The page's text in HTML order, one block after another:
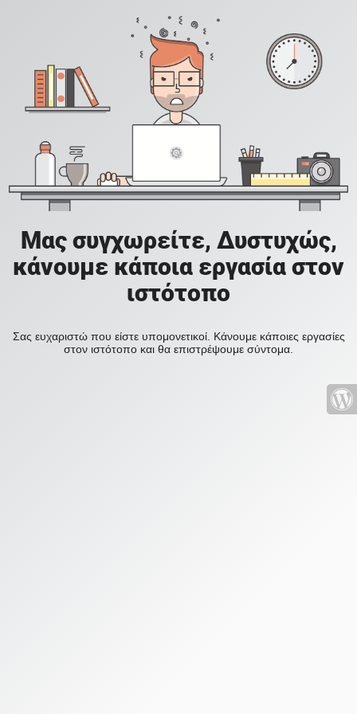
Μας συγχωρείτε, Δυστυχώς,
κάνουμε κάποια εργασία στον
ιστότοπο
Σας ευχαριστώ που είστε υπομονετικοί. Κάνουμε κάποιες εργασίες
στον ιστότοπο και θα επιστρέψουμε σύντομα.